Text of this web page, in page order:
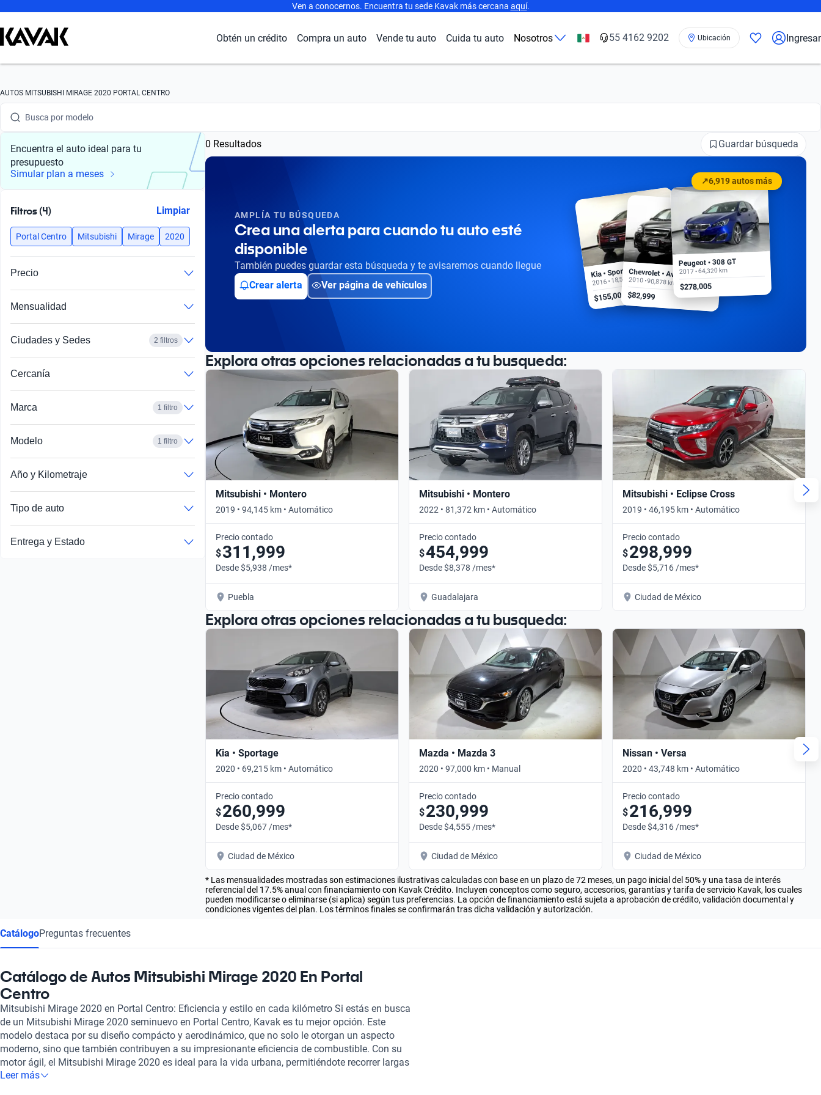
Ven a conocernos. Encuentra tu sede Kavak más cercana aquí.
Obtén un crédito Compra un auto Vende tu auto Cuida tu auto Nosotros 55 4162 9202 Ubicación Ingresar
AUTOS MITSUBISHI MIRAGE 2020 PORTAL CENTRO
Busca por modelo
Busca por año
Busca por versión
Busca por año
Encuentra el auto ideal para tu
presupuesto
Simular plan a meses
Filtros (4) Limpiar
Portal Centro Mitsubishi Mirage 2020
Precio
Mensualidad
Ciudades y Sedes 2 filtros
Cercanía
Marca 1 filtro
Modelo 1 filtro
Año y Kilometraje
Tipo de auto
Entrega y Estado
0 Resultados Guardar búsqueda
AMPLÍA TU BÚSQUEDA
Crea una alerta para cuando tu auto esté
disponible
También puedes guardar esta búsqueda y te avisaremos cuando llegue
Crear alerta
Ver página de vehículos
↗6,919 autos más
Kia • Sportage EX
2016 • 18,500 km
$155,000
Chevrolet • Aveo
2010 • 90,878 km
$82,999
Peugeot • 308 GT
2017 • 64,320 km
$278,005
Explora otras opciones relacionadas a tu busqueda:
Mitsubishi • Montero
2019 • 94,145 km • Automático
Precio contado
$311,999
Desde $5,938 /mes*
Puebla
Mitsubishi • Montero
2022 • 81,372 km • Automático
Precio contado
$454,999
Desde $8,378 /mes*
Guadalajara
Mitsubishi • Eclipse Cross
2019 • 46,195 km • Automático
Precio contado
$298,999
Desde $5,716 /mes*
Ciudad de México
Explora otras opciones relacionadas a tu busqueda:
Kia • Sportage
2020 • 69,215 km • Automático
Precio contado
$260,999
Desde $5,067 /mes*
Ciudad de México
Mazda • Mazda 3
2020 • 97,000 km • Manual
Precio contado
$230,999
Desde $4,555 /mes*
Ciudad de México
Nissan • Versa
2020 • 43,748 km • Automático
Precio contado
$216,999
Desde $4,316 /mes*
Ciudad de México
* Las mensualidades mostradas son estimaciones ilustrativas calculadas con base en un plazo de 72 meses, un pago inicial del 50% y una tasa de interés
referencial del 17.5% anual con financiamiento con Kavak Crédito. Incluyen conceptos como seguro, accesorios, garantías y tarifa de servicio Kavak, los cuales
pueden modificarse o eliminarse (si aplica) según tus preferencias. La opción de financiamiento está sujeta a aprobación de crédito, validación documental y
condiciones vigentes del plan. Los términos finales se confirmarán tras dicha validación y autorización.
CatálogoPreguntas frecuentes
Catálogo de Autos Mitsubishi Mirage 2020 En Portal
Centro
Mitsubishi Mirage 2020 en Portal Centro: Eficiencia y estilo en cada kilómetro Si estás en busca
de un Mitsubishi Mirage 2020 seminuevo en Portal Centro, Kavak es tu mejor opción. Este
modelo destaca por su diseño compácto y aerodinámico, que no solo le otorgan un aspecto
moderno, sino que también contribuyen a su impresionante eficiencia de combustible. Con su
motor ágil, el Mitsubishi Mirage 2020 es ideal para la vida urbana, permitiéndote recorrer largas
distancias sin preocuparte por el consumo. El interior del Mirage es sorprendentemente
Leer más